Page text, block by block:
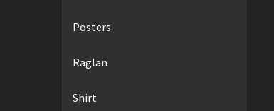
Posters
Raglan
Shirt